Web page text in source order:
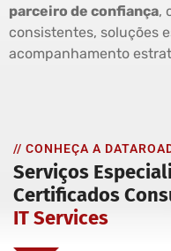
parceiro de confiança,
consistentes, soluções
acompanhamento
// CONHEÇA A
Serviços
Certificados
IT Services